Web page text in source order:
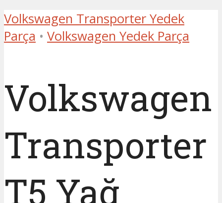
Volkswagen Transporter Yedek
Parça • Volkswagen Yedek Parça
Volkswagen
Transporter
T5 Yağ